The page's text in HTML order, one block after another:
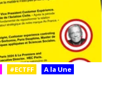
#ECTFF A la Une